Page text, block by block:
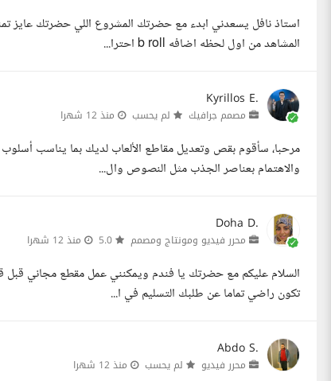
استاذ نافل يسعدني ابدء مع حضرتك المشروع اللي حضرتك
المشاهد من اول لحظه اضافه b roll احترا...
Kyrillos E.
مصمم جرافيك لم يحسب منذ 12 شهرا
مرحبا، سأقوم بقص وتعديل مقاطع الألعاب لديك بما يناسب
والاهتمام بعناصر الجذب مثل النصوص وال...
Doha D.
محرر فيديو ومونتاج ومصمم منذ 12 شهرا
السلام عليكم مع حضرتك يا فندم ويمكنني عمل مقطع مجاني
تكون راضي تماما عن طلبك التسليم في ا...
Abdo S.
محرر فيديو لم يحسب منذ 12 شهرا